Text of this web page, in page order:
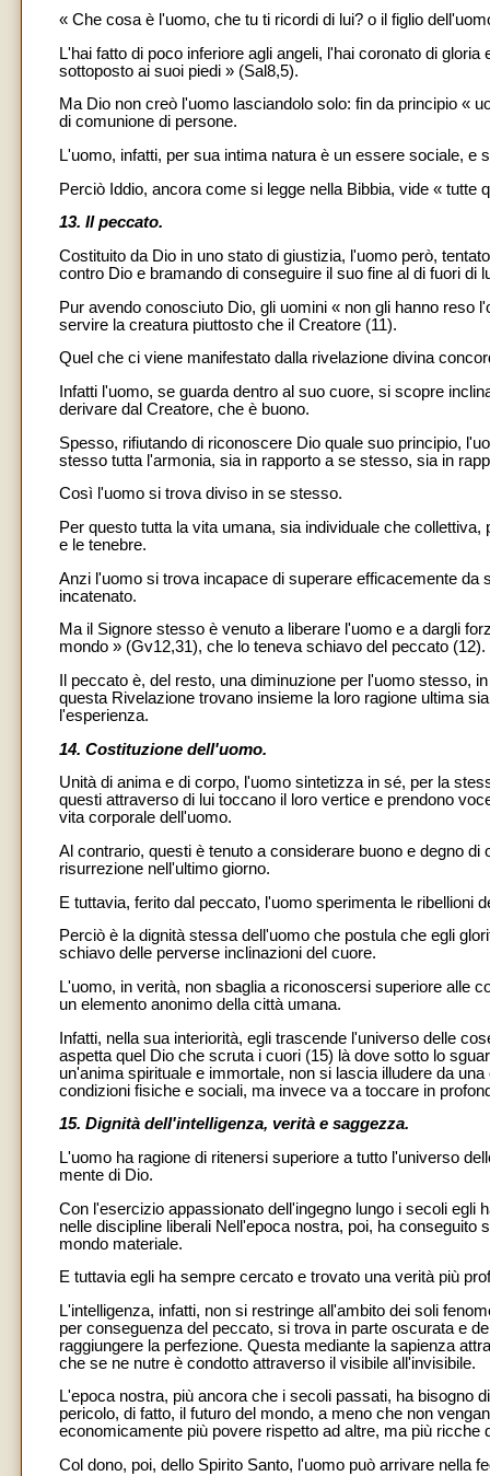
« Che cosa è l'uomo, che tu ti ricordi di lui? o il figlio
L'hai fatto di poco inferiore agli angeli, l'hai coronato di
sottoposto ai suoi piedi » (Sal8,5).
Ma Dio non creò l'uomo lasciandolo solo: fin da principio «
di comunione di persone.
L'uomo, infatti, per sua intima natura è un essere sociale,
Perciò Iddio, ancora come si legge nella Bibbia, vide «
13. Il peccato.
Costituito da Dio in uno stato di giustizia, l'uomo però,
contro Dio e bramando di conseguire il suo fine al di fuori di
Pur avendo conosciuto Dio, gli uomini « non gli hanno reso
servire la creatura piuttosto che il Creatore (11).
Quel che ci viene manifestato dalla rivelazione divina
Infatti l'uomo, se guarda dentro al suo cuore, si scopre
derivare dal Creatore, che è buono.
Spesso, rifiutando di riconoscere Dio quale suo principio,
stesso tutta l'armonia, sia in rapporto a se stesso, sia in
Così l'uomo si trova diviso in se stesso.
Per questo tutta la vita umana, sia individuale che
e le tenebre.
Anzi l'uomo si trova incapace di superare efficacemente
incatenato.
Ma il Signore stesso è venuto a liberare l'uomo e a dargli
mondo » (Gv12,31), che lo teneva schiavo del peccato (12).
Il peccato è, del resto, una diminuzione per l'uomo stesso,
questa Rivelazione trovano insieme la loro ragione ultima
l'esperienza.
14. Costituzione dell'uomo.
Unità di anima e di corpo, l'uomo sintetizza in sé, per la
questi attraverso di lui toccano il loro vertice e prendono
vita corporale dell'uomo.
Al contrario, questi è tenuto a considerare buono e degno
risurrezione nell'ultimo giorno.
E tuttavia, ferito dal peccato, l'uomo sperimenta le ribellioni
Perciò è la dignità stessa dell'uomo che postula che egli
schiavo delle perverse inclinazioni del cuore.
L'uomo, in verità, non sbaglia a riconoscersi superiore alle
un elemento anonimo della città umana.
Infatti, nella sua interiorità, egli trascende l'universo delle
aspetta quel Dio che scruta i cuori (15) là dove sotto lo
un'anima spirituale e immortale, non si lascia illudere da
condizioni fisiche e sociali, ma invece va a toccare in
15. Dignità dell'intelligenza, verità e saggezza.
L'uomo ha ragione di ritenersi superiore a tutto l'universo
mente di Dio.
Con l'esercizio appassionato dell'ingegno lungo i secoli egli
nelle discipline liberali Nell'epoca nostra, poi, ha
mondo materiale.
E tuttavia egli ha sempre cercato e trovato una verità più
L'intelligenza, infatti, non si restringe all'ambito dei soli
per conseguenza del peccato, si trova in parte oscurata e
raggiungere la perfezione. Questa mediante la sapienza
che se ne nutre è condotto attraverso il visibile all'invisibile.
L'epoca nostra, più ancora che i secoli passati, ha bisogno
pericolo, di fatto, il futuro del mondo, a meno che non
economicamente più povere rispetto ad altre, ma più ricche
Col dono, poi, dello Spirito Santo, l'uomo può arrivare nella